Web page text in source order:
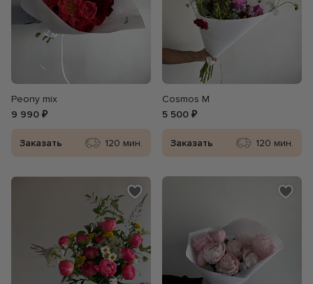
Peony mix
9 990 ₽
Заказать 120 мин.
Cosmos M
5 500 ₽
Заказать 120 мин.